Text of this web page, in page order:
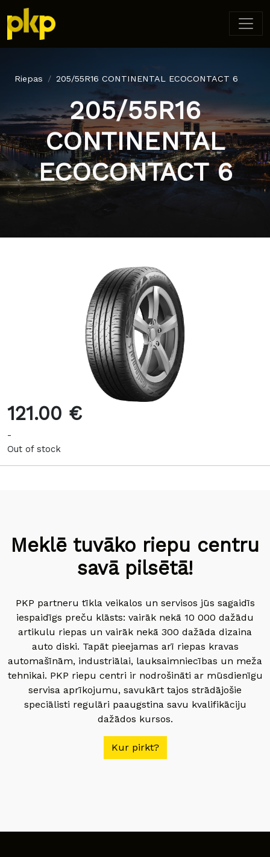
Riepas 205/55R16 CONTINENTAL ECOCONTACT 6
205/55R16
CONTINENTAL
ECOCONTACT 6
121.00 €
-
Out of stock
Meklē tuvāko riepu centru
savā pilsētā!
PKP partneru tīkla veikalos un servisos jūs sagaidīs
iespaidīgs preču klāsts: vairāk nekā 10 000 dažādu
artikulu riepas un vairāk nekā 300 dažāda dizaina
auto diski. Tapāt pieejamas arī riepas kravas
automašīnām, industriālai, lauksaimniecības un meža
tehnikai. PKP riepu centri ir nodrošināti ar mūsdienīgu
servisa aprīkojumu, savukārt tajos strādājošie
speciālisti regulāri paaugstina savu kvalifikāciju
dažādos kursos.
Kur pirkt?